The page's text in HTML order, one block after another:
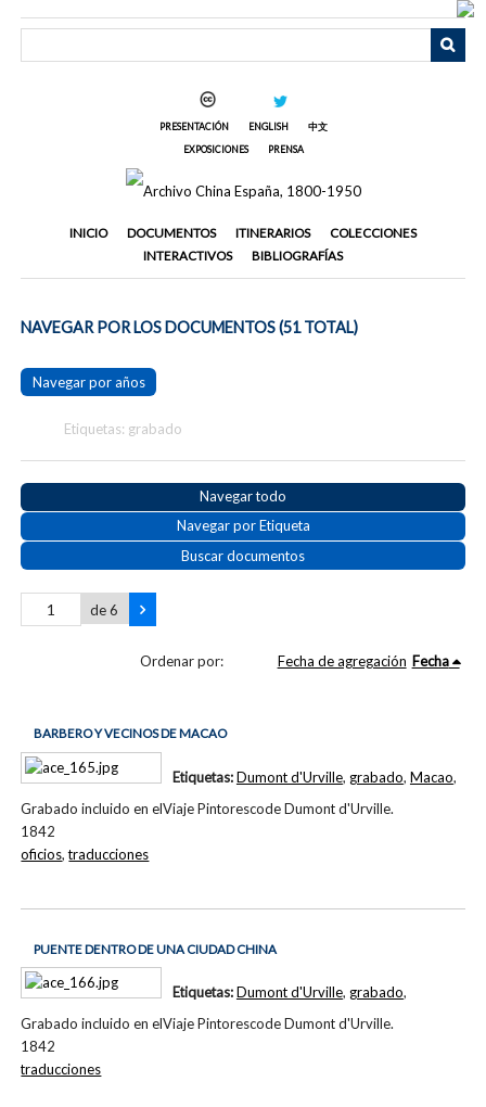
PRESENTACIÓN ENGLISH
中文
EXPOSICIONES
PRENSA
INICIO DOCUMENTOS ITINERARIOS
COLECCIONES
INTERACTIVOS
BIBLIOGRAFÍAS
NAVEGAR POR LOS DOCUMENTOS (51 TOTAL)
Navegar por años
Etiquetas: grabado
Navegar todo
Navegar por Etiqueta
Buscar documentos
de 6
Ordenar por: Fecha de agregación Fecha
BARBERO Y VECINOS DE MACAO
Grabado incluido en elViaje Pintorescode Dumont d'Urville.
1842
Etiquetas:Dumont d'Urville, grabado, Macao,
oficios,traducciones
PUENTE DENTRO DE UNA CIUDAD CHINA
Grabado incluido en elViaje Pintorescode Dumont d'Urville.
1842
Etiquetas:Dumont d'Urville, grabado,
traducciones